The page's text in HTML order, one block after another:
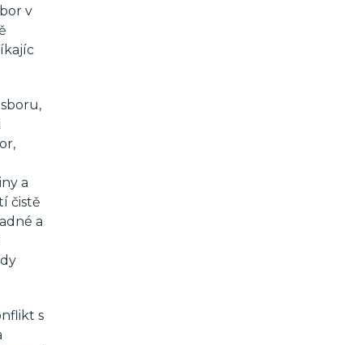
v
a
čistě
a
s